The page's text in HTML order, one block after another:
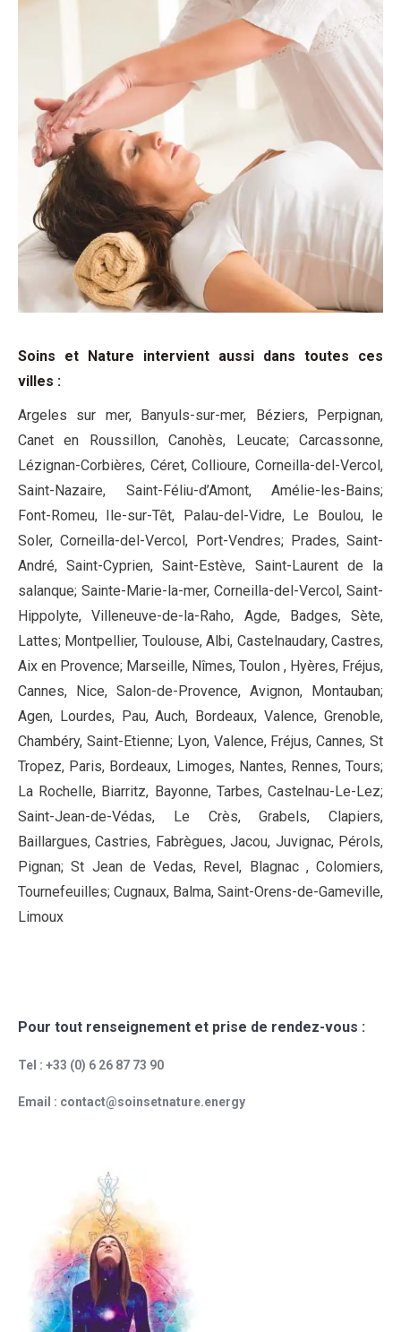
Soins et Nature intervient aussi dans toutes ces
villes :
Argeles sur mer, Banyuls-sur-mer, Béziers, Perpignan,
Canet en Roussillon, Canohès, Leucate; Carcassonne,
Lézignan-Corbières, Céret, Collioure, Corneilla-del-Vercol,
Saint-Nazaire, Saint-Féliu-d’Amont, Amélie-les-Bains;
Font-Romeu, Ile-sur-Têt, Palau-del-Vidre, Le Boulou, le
Soler, Corneilla-del-Vercol, Port-Vendres; Prades, Saint-
André, Saint-Cyprien, Saint-Estève, Saint-Laurent de la
salanque; Sainte-Marie-la-mer, Corneilla-del-Vercol, Saint-
Hippolyte, Villeneuve-de-la-Raho, Agde, Badges, Sète,
Lattes; Montpellier, Toulouse, Albi, Castelnaudary, Castres,
Aix en Provence; Marseille, Nîmes, Toulon , Hyères, Fréjus,
Cannes, Nice, Salon-de-Provence, Avignon, Montauban;
Agen, Lourdes, Pau, Auch, Bordeaux, Valence, Grenoble,
Chambéry, Saint-Etienne; Lyon, Valence, Fréjus, Cannes, St
Tropez, Paris, Bordeaux, Limoges, Nantes, Rennes, Tours;
La Rochelle, Biarritz, Bayonne, Tarbes, Castelnau-Le-Lez;
Saint-Jean-de-Védas, Le Crès, Grabels, Clapiers,
Baillargues, Castries, Fabrègues, Jacou, Juvignac, Pérols,
Pignan; St Jean de Vedas, Revel, Blagnac , Colomiers,
Tournefeuilles; Cugnaux, Balma, Saint-Orens-de-Gameville,
Limoux
Pour tout renseignement et prise de rendez-vous :
Tel : +33 (0) 6 26 87 73 90
Email : contact@soinsetnature.energy